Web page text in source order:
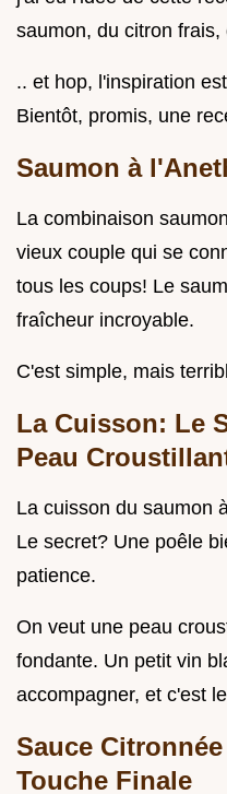
saumon, du citron frais,
.. et hop, l'inspiration
Bientôt, promis, une
Saumon à
La combinaison
vieux couple qui se
tous les coups! Le
fraîcheur incroyable.
C'est simple, mais
La Cuisson: Le
Peau
La cuisson du saumon
Le secret? Une poêle
patience.
On veut une peau
fondante. Un petit vin
accompagner, et c'est
Sauce
Touche Finale